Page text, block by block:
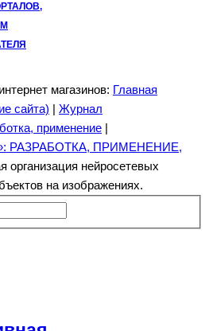
магазинов: Главная
сайта) | Журнал
применение |
РАЗРАБОТКА, ПРИМЕНЕНИЕ,
организация нейросетевых
на изображениях.